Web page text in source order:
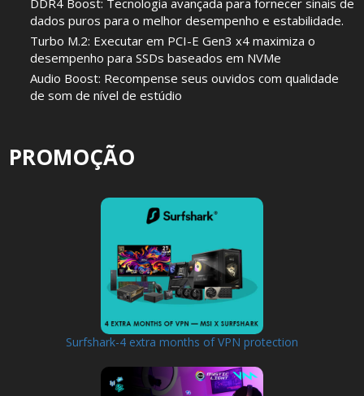
DDR4 Boost: Tecnologia avançada para fornecer sinais de
dados puros para o melhor desempenho e estabilidade.
Turbo M.2: Executar em PCI-E Gen3 x4 maximiza o
desempenho para SSDs baseados em NVMe
Audio Boost: Recompense seus ouvidos com qualidade
de som de nível de estúdio
PROMOÇÃO
Surfshark-4 extra months of VPN protection